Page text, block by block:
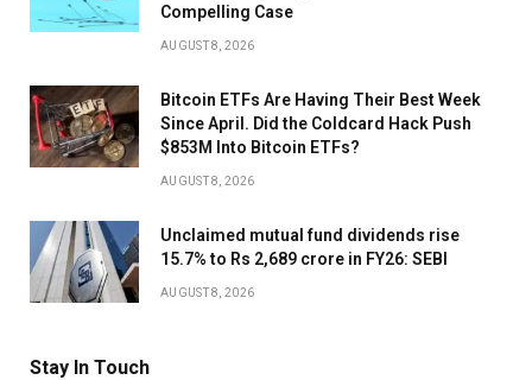
Compelling Case
AUGUST 8, 2026
Bitcoin ETFs Are Having Their Best Week
Since April. Did the Coldcard Hack Push
$853M Into Bitcoin ETFs?
AUGUST 8, 2026
Unclaimed mutual fund dividends rise
15.7% to Rs 2,689 crore in FY26: SEBI
AUGUST 8, 2026
Stay In Touch